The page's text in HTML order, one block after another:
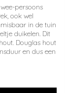
persoons
ook wel
in de tuin
duikelen. Dit
Douglas hout
en dus een